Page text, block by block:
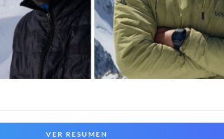
VER RESUMEN